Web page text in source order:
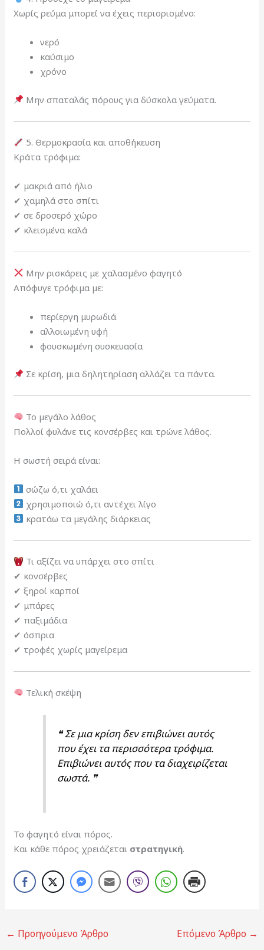
Χωρίς ρεύμα μπορεί να έχεις περιορισμένο:
νερό
καύσιμο
χρόνο
Μην σπαταλάς πόρους για δύσκολα γεύματα.
5. Θερμοκρασία και αποθήκευση
Κράτα τρόφιμα:
✔ μακριά από ήλιο
✔ χαμηλά στο σπίτι
✔ σε δροσερό χώρο
✔ κλεισμένα καλά
Μην ρισκάρεις με χαλασμένο φαγητό
Απόφυγε τρόφιμα με:
περίεργη μυρωδιά
αλλοιωμένη υφή
φουσκωμένη συσκευασία
Σε κρίση, μια δηλητηρίαση αλλάζει τα πάντα.
Το μεγάλο λάθος
Πολλοί φυλάνε τις κονσέρβες και τρώνε λάθος.
Η σωστή σειρά είναι:
σώζω ό,τι χαλάει
χρησιμοποιώ ό,τι αντέχει λίγο
κρατάω τα μεγάλης διάρκειας
Τι αξίζει να υπάρχει στο σπίτι
✔ κονσέρβες
✔ ξηροί καρποί
✔ μπάρες
✔ παξιμάδια
✔ όσπρια
✔ τροφές χωρίς μαγείρεμα
Τελική σκέψη
❝ Σε μια κρίση δεν επιβιώνει αυτός
που έχει τα περισσότερα τρόφιμα.
Επιβιώνει αυτός που τα διαχειρίζεται
σωστά. ❞
Το φαγητό είναι πόρος.
Και κάθε πόρος χρειάζεται στρατηγική.
← Προηγούμενο Άρθρο Επόμενο Άρθρο →